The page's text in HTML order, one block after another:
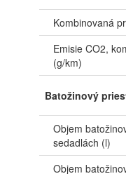
Kombinovaná
Emisie CO2,
(g/km)
Batožinový
Objem
sedadlách (l)
Objem